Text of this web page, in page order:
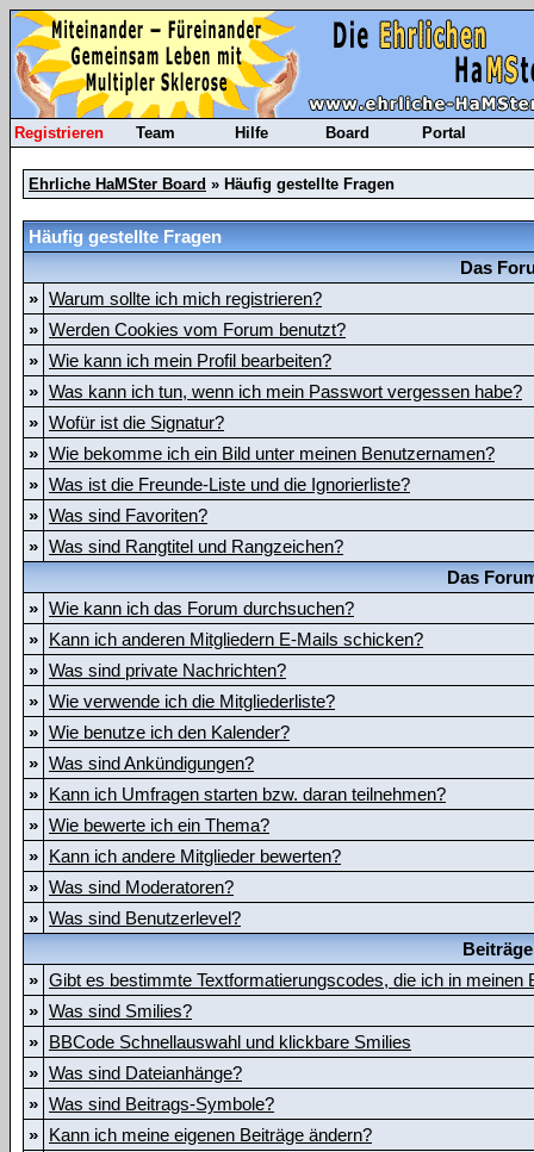
Registrieren Team Hilfe Board Portal
Ehrliche HaMSter Board » Häufig gestellte Fragen
Häufig gestellte Fragen
Das
» Warum sollte ich mich registrieren?
» Werden Cookies vom Forum benutzt?
» Wie kann ich mein Profil bearbeiten?
» Was kann ich tun, wenn ich mein Passwort vergessen habe?
» Wofür ist die Signatur?
» Wie bekomme ich ein Bild unter meinen Benutzernamen?
» Was ist die Freunde-Liste und die Ignorierliste?
» Was sind Favoriten?
» Was sind Rangtitel und Rangzeichen?
Das
» Wie kann ich das Forum durchsuchen?
» Kann ich anderen Mitgliedern E-Mails schicken?
» Was sind private Nachrichten?
» Wie verwende ich die Mitgliederliste?
» Wie benutze ich den Kalender?
» Was sind Ankündigungen?
» Kann ich Umfragen starten bzw. daran teilnehmen?
» Wie bewerte ich ein Thema?
» Kann ich andere Mitglieder bewerten?
» Was sind Moderatoren?
» Was sind Benutzerlevel?
» Gibt es bestimmte Textformatierungscodes, die ich in meinen
» Was sind Smilies?
» BBCode Schnellauswahl und klickbare Smilies
» Was sind Dateianhänge?
» Was sind Beitrags-Symbole?
» Kann ich meine eigenen Beiträge ändern?